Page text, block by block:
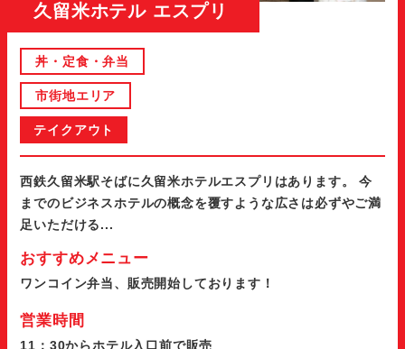
久留米ホテル エスプリ
丼・定食・弁当
市街地エリア
テイクアウト
西鉄久留米駅そばに久留米ホテルエスプリはあります。 今
までのビジネスホテルの概念を覆すような広さは必ずやご満
足いただける...
おすすめメニュー
ワンコイン弁当、販売開始しております！
営業時間
11：30からホテル入口前で販売